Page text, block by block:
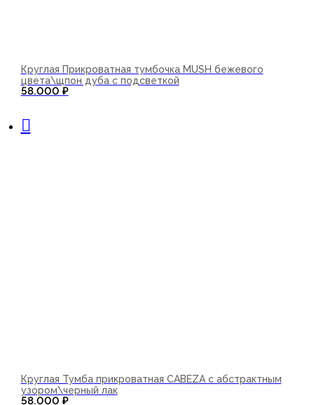
Круглая Прикроватная тумбочка MUSH бежевого
цвета\щпон дуба с подсветкой
58.000 ₽
Круглая Тумба прикроватная CABEZA с абстрактным
узором\черный лак
58.000 ₽